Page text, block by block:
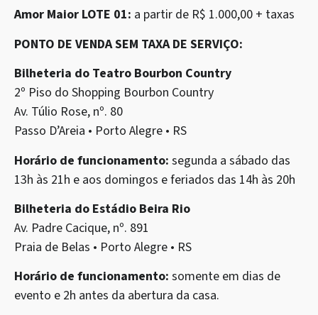
Amor Maior LOTE 01: a partir de R$ 1.000,00 + taxas
PONTO DE VENDA SEM TAXA DE SERVIÇO:
Bilheteria do Teatro Bourbon Country
2º Piso do Shopping Bourbon Country
Av. Túlio Rose, nº. 80
Passo D’Areia • Porto Alegre • RS
Horário de funcionamento: segunda a sábado das
13h às 21h e aos domingos e feriados das 14h às 20h
Bilheteria do Estádio Beira Rio
Av. Padre Cacique, nº. 891
Praia de Belas • Porto Alegre • RS
Horário de funcionamento: somente em dias de
evento e 2h antes da abertura da casa.